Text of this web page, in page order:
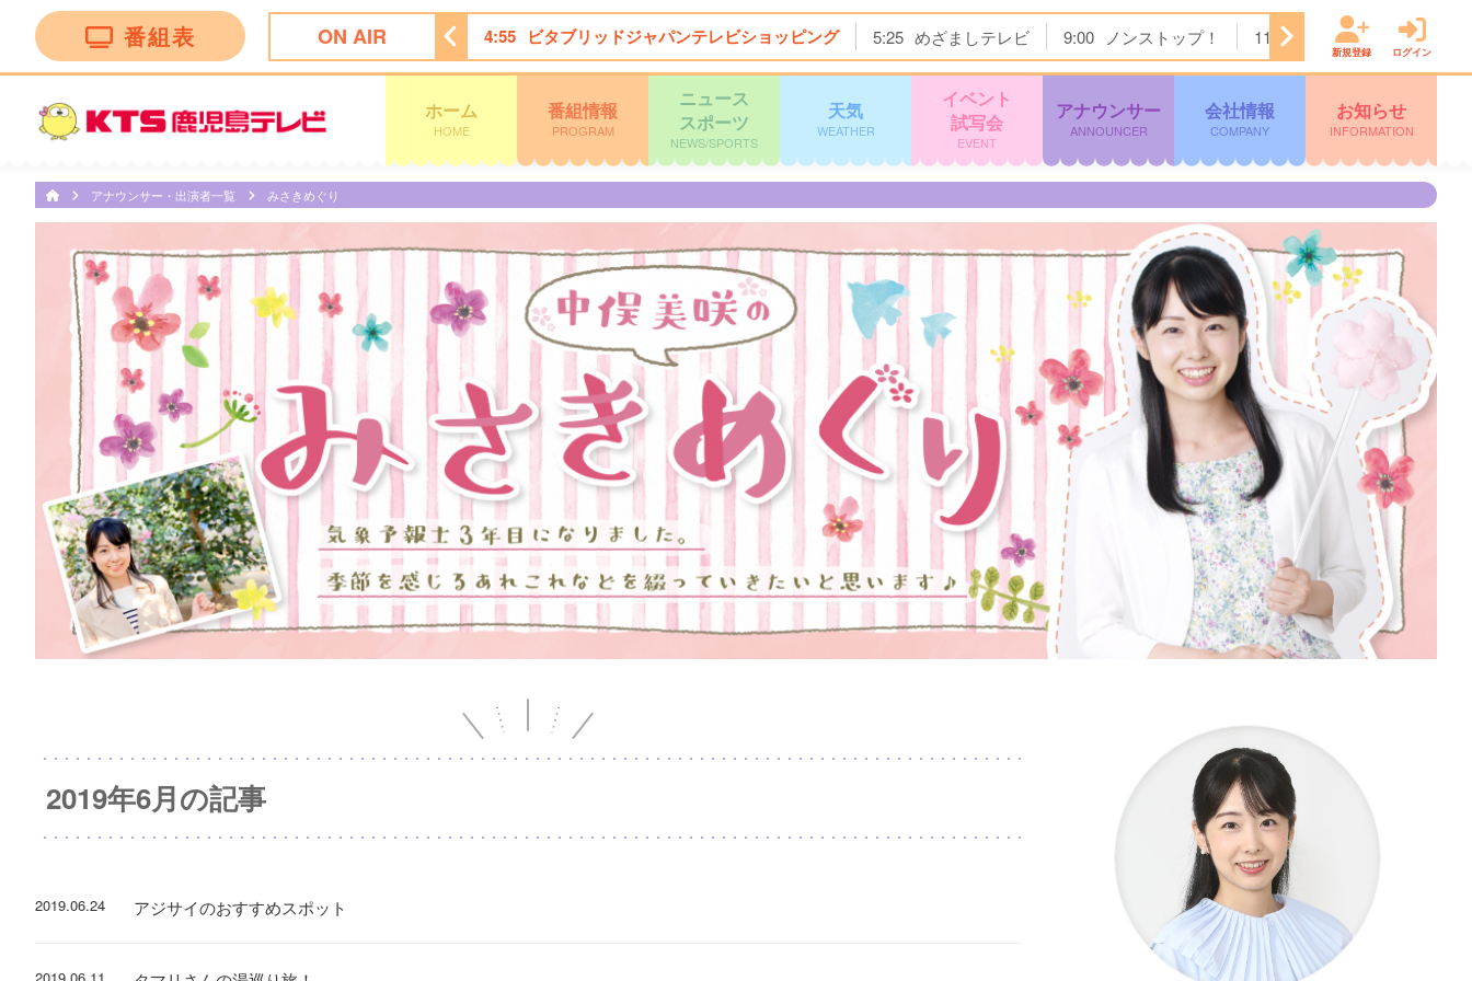
番組表 ON AIR
3:55 テレビショッピング テレビショッピング 4:55 ビタブリッドジャパンテレビショッピング 5:25 めざましテレビ 9:00 ノンストップ！ 11:24 チェック！かごしま
新規登録 ログイン
ホーム
HOME
番組情報
PROGRAM
ニュース
スポーツ
NEWS/SPORTS
天気
WEATHER
イベント
試写会
EVENT
アナウンサー
ANNOUNCER
会社情報
COMPANY
お知らせ
INFORMATION
アナウンサー・出演者一覧 みさきめぐり
2019年6月の記事
2019.06.24 アジサイのおすすめスポット